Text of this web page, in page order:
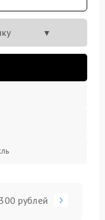
рублей